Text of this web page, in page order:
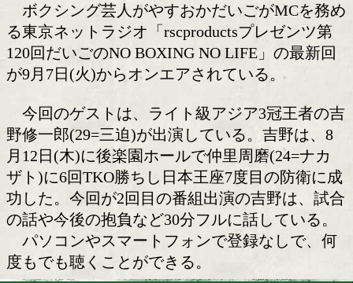
吉野修一郎(三迫)が試合を振
た
ボクシング芸人がやすおかだいごが
る東京ネットラジオ「rscproductsプレゼ
120回だいごのNO BOXING NO LIFE」
が9月7日(火)からオンエアされている。
今回のゲストは、ライト級アジア3冠